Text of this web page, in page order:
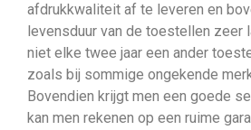
afdrukkwaliteit af te leveren en
levensduur van de toestellen zeer
niet elke twee jaar een ander
zoals bij sommige ongekende
Bovendien krijgt men een goede
kan men rekenen op een ruime